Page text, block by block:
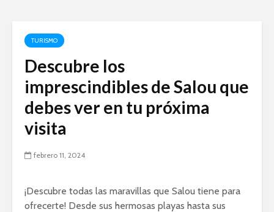
TURISMO
Descubre los
imprescindibles de Salou que
debes ver en tu próxima
visita
febrero 11, 2024
¡Descubre todas las maravillas que Salou tiene para
ofrecerte! Desde sus hermosas playas hasta sus